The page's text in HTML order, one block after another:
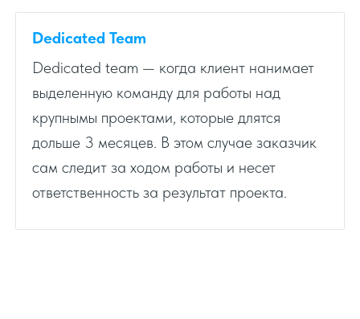
Dedicated Team
Dedicated team — когда клиент нанимает
выделенную команду для работы над
крупнымы проектами, которые длятся
дольше 3 месяцев. В этом случае заказчик
сам следит за ходом работы и несет
ответственность за результат проекта.